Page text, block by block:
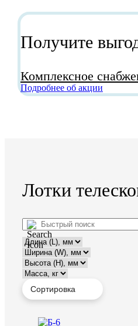
Получите
Комплексное
Подробнее об акции
Лотки